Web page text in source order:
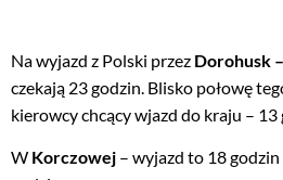
Na wyjazd z Polski przez Dorohusk
czekają 23 godzin. Blisko połowę
kierowcy chcący wjazd do kraju – 13
W Korczowej – wyjazd to 18